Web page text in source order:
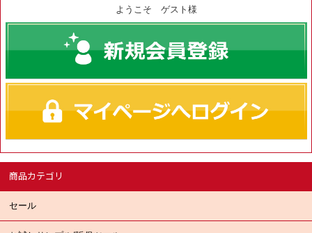
ようこそ ゲスト様
商品カテゴリ
セール